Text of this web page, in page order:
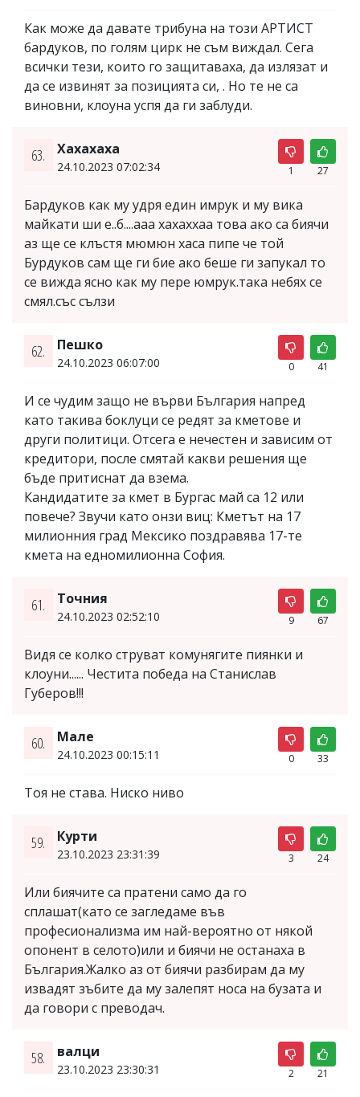
Как може да давате трибуна на този АРТИСТ
бардуков, по голям цирк не съм виждал. Сега
всички тези, които го защитаваха, да излязат и
да се извинят за позицията си, . Но те не са
виновни, клоуна успя да ги заблуди.
63. Хахахаха
24.10.2023 07:02:34 1 27
Бардуков как му удря един имрук и му вика
майкати ши е..б....ааа хахаххаа това ако са биячи
аз ще се клъстя мюмюн хаса пипе че той
Бурдуков сам ще ги бие ако беше ги запукал то
се вижда ясно как му пере юмрук.така небях се
смял.със сълзи
62. Пешко
24.10.2023 06:07:00 0 41
И се чудим защо не върви България напред
като такива боклуци се редят за кметове и
други политици. Отсега е нечестен и зависим от
кредитори, после смятай какви решения ще
бъде притиснат да взема.
Кандидатите за кмет в Бургас май са 12 или
повече? Звучи като онзи виц: Кметът на 17
милионния град Мексико поздравява 17-те
кмета на едномилионна София.
61. Точния
24.10.2023 02:52:10 9 67
Видя се колко струват комунягите пиянки и
клоуни...... Честита победа на Станислав
Губеров!!!
60. Мале
24.10.2023 00:15:11 0 33
Тоя не става. Ниско ниво
59. Курти
23.10.2023 23:31:39 3 24
Или биячите са пратени само да го
сплашат(като се загледаме във
професионализма им най-вероятно от някой
опонент в селото)или и биячи не останаха в
България.Жалко аз от биячи разбирам да му
извадят зъбите да му залепят носа на бузата и
да говори с преводач.
58. валци
23.10.2023 23:30:31 2 21